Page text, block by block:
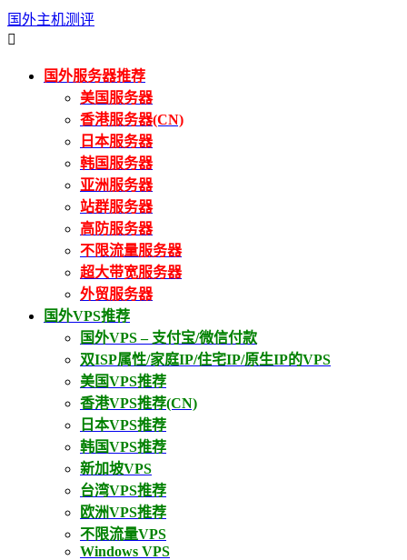
国外主机测评

国外服务器推荐
美国服务器
香港服务器(CN)
日本服务器
韩国服务器
亚洲服务器
站群服务器
高防服务器
不限流量服务器
超大带宽服务器
外贸服务器
国外VPS推荐
国外VPS – 支付宝/微信付款
双ISP属性/家庭IP/住宅IP/原生IP的VPS
美国VPS推荐
香港VPS推荐(CN)
日本VPS推荐
韩国VPS推荐
新加坡VPS
台湾VPS推荐
欧洲VPS推荐
不限流量VPS
Windows VPS